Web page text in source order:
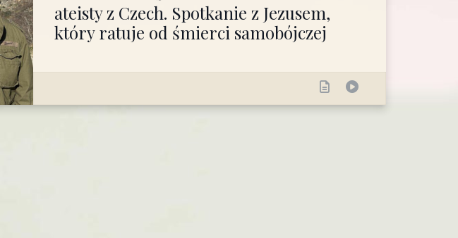
ateisty z Czech. Spotkanie z Jezusem,
który ratuje od śmierci samobójczej